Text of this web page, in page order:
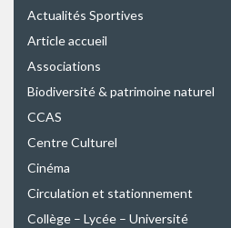
Actualités Sportives
Article accueil
Associations
Biodiversité & patrimoine naturel
CCAS
Centre Culturel
Cinéma
Circulation et stationnement
Collège – Lycée – Université